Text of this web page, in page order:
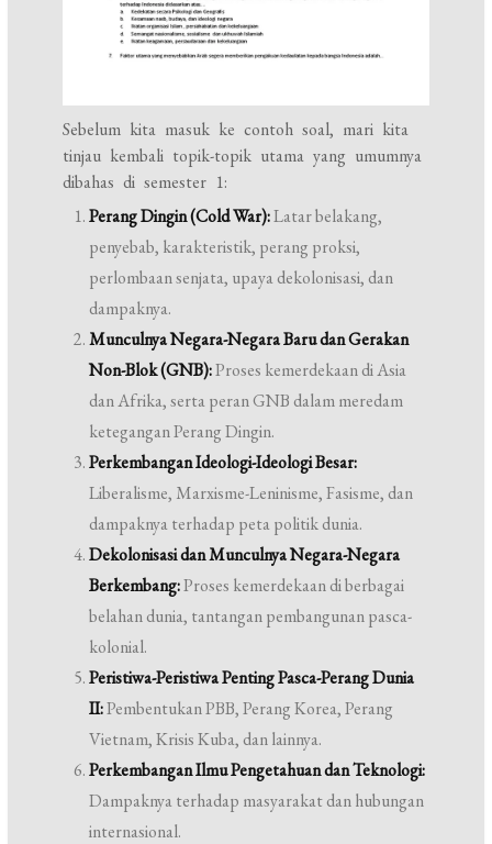
Sebelum kita masuk ke contoh soal, mari kita
tinjau kembali topik-topik utama yang umumnya
dibahas di semester 1:
Perang Dingin (Cold War):Latar belakang,
penyebab, karakteristik, perang proksi,
perlombaan senjata, upaya dekolonisasi, dan
dampaknya.
Munculnya Negara-Negara Baru dan Gerakan
Non-Blok (GNB):Proses kemerdekaan di Asia
dan Afrika, serta peran GNB dalam meredam
ketegangan Perang Dingin.
Perkembangan Ideologi-Ideologi Besar:
Liberalisme, Marxisme-Leninisme, Fasisme, dan
dampaknya terhadap peta politik dunia.
Dekolonisasi dan Munculnya Negara-Negara
Berkembang:Proses kemerdekaan di berbagai
belahan dunia, tantangan pembangunan pasca-
kolonial.
Peristiwa-Peristiwa Penting Pasca-Perang Dunia
II:Pembentukan PBB, Perang Korea, Perang
Vietnam, Krisis Kuba, dan lainnya.
Perkembangan Ilmu Pengetahuan dan Teknologi:
Dampaknya terhadap masyarakat dan hubungan
internasional.